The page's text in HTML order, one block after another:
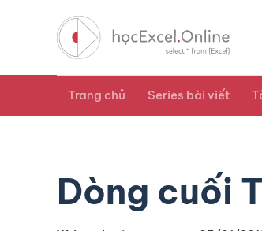
Trang chủ Series bài viết
Dòng cuối